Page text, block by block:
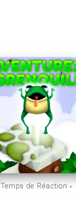
Temps de Réaction